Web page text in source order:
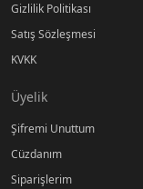
Gizlilik Politikası
Satış Sözleşmesi
KVKK
Üyelik
Şifremi Unuttum
Cüzdanım
Siparişlerim